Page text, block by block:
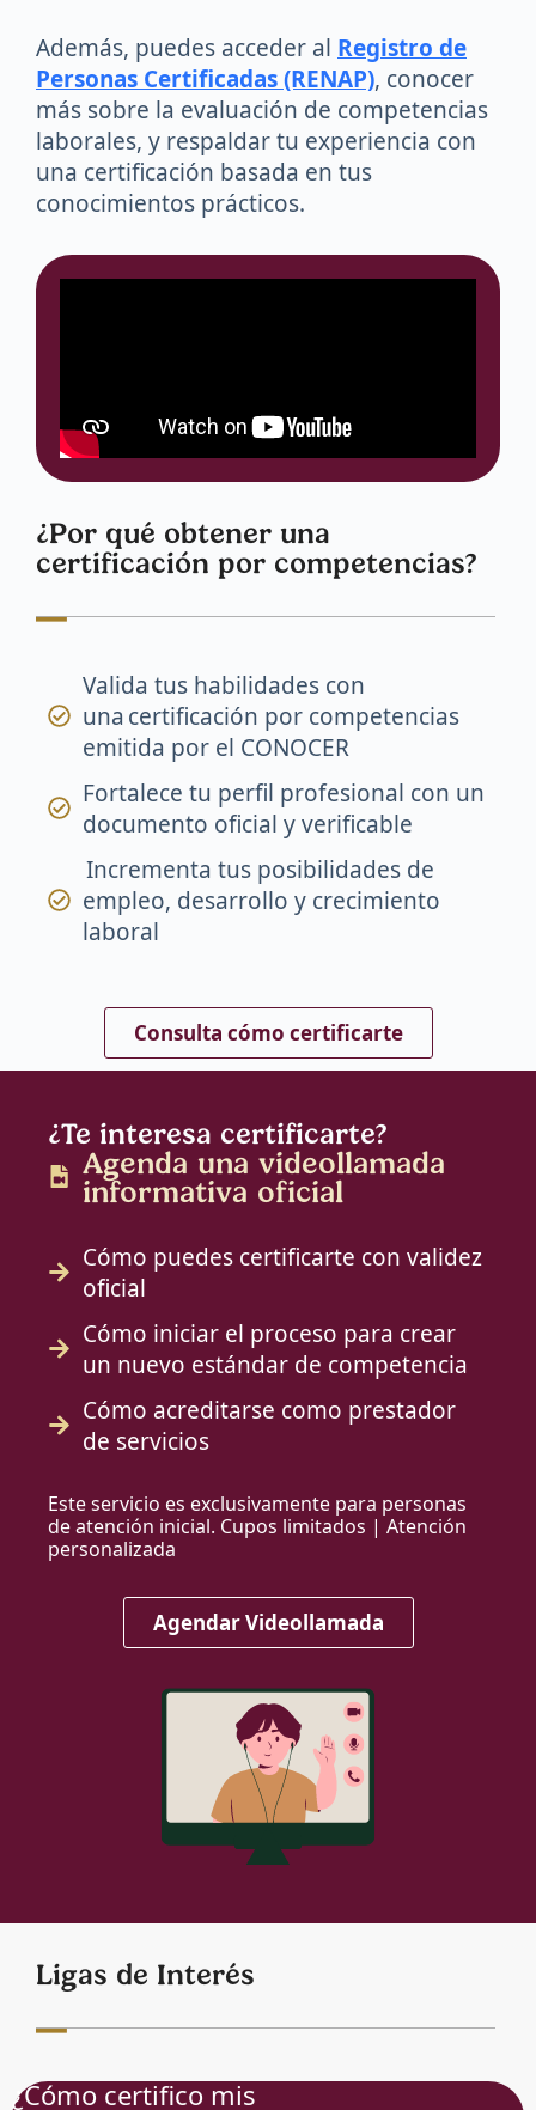
Además, puedes acceder al Registro de
Personas Certificadas (RENAP), conocer
más sobre la evaluación de competencias
laborales, y respaldar tu experiencia con
una certificación basada en tus
conocimientos prácticos.
¿Por qué obtener una
certificación por competencias?
Valida tus habilidades con
una certificación por competencias
emitida por el CONOCER
Fortalece tu perfil profesional con un
documento oficial y verificable
Incrementa tus posibilidades de
empleo, desarrollo y crecimiento
laboral
Consulta cómo certificarte
¿Te interesa certificarte?
Agenda una videollamada
informativa oficial
Cómo puedes certificarte con validez
oficial
Cómo iniciar el proceso para crear
un nuevo estándar de competencia
Cómo acreditarse como prestador
de servicios
Este servicio es exclusivamente para personas
de atención inicial. Cupos limitados | Atención
personalizada
Agendar Videollamada
Ligas de Interés
¿Cómo certifico mis